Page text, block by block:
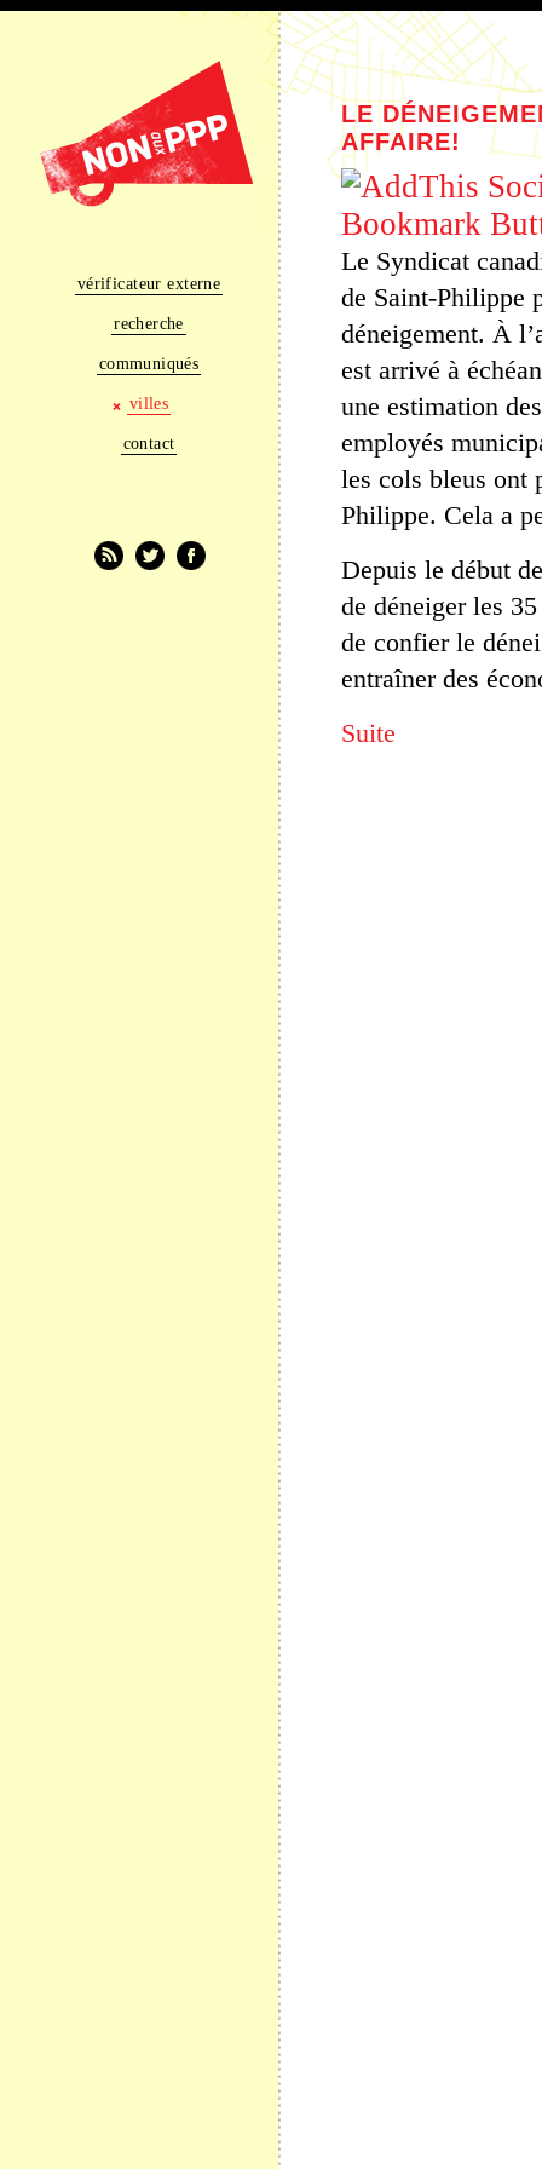
vérificateur externe
recherche
communiqués
villes
contact
LE
AFFAIRE!
Le Syndicat
de Saint-Philippe
déneigement. À
est arrivé à
une estimation
employés
les cols bleus ont
Philippe. Cela a
Depuis le début
de déneiger les
de confier le
entraîner des
Suite